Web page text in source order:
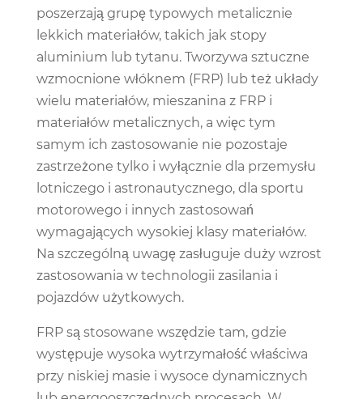
poszerzają grupę typowych metalicznie
lekkich materiałów, takich jak stopy
aluminium lub tytanu. Tworzywa sztuczne
wzmocnione włóknem (FRP) lub też układy
wielu materiałów, mieszanina z FRP i
materiałów metalicznych, a więc tym
samym ich zastosowanie nie pozostaje
zastrzeżone tylko i wyłącznie dla przemysłu
lotniczego i astronautycznego, dla sportu
motorowego i innych zastosowań
wymagających wysokiej klasy materiałów.
Na szczególną uwagę zasługuje duży wzrost
zastosowania w technologii zasilania i
pojazdów użytkowych.
FRP są stosowane wszędzie tam, gdzie
występuje wysoka wytrzymałość właściwa
przy niskiej masie i wysoce dynamicznych